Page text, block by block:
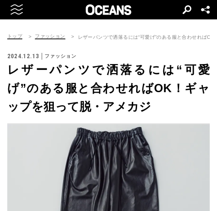
トップ ファッション レザーパンツで洒落るには“可愛げ”のある服と合わせれば
2024.12.13 ファッション
レザーパンツで洒落るには“可愛
げ”のある服と合わせればOK！ギャ
ップを狙って脱・アメカジ